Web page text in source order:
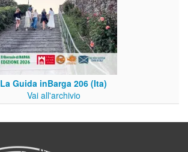
La Guida inBarga 206 (Ita)
Vai all'archivio